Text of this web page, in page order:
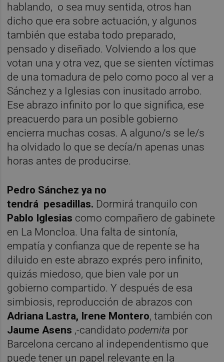
hablando, o sea muy sentida, otros han
dicho que era sobre actuación, y algunos
también que estaba todo preparado,
pensado y diseñado. Volviendo a los que
votan una y otra vez, que se sienten víctimas
de una tomadura de pelo como poco al ver a
Sánchez y a Iglesias con inusitado arrobo.
Ese abrazo infinito por lo que significa, ese
preacuerdo para un posible gobierno
encierra muchas cosas. A alguno/s se le/s
ha olvidado lo que se decía/n apenas unas
horas antes de producirse.
Pedro Sánchez ya no
tendrá pesadillas. Dormirá tranquilo con
Pablo Iglesias como compañero de gabinete
en La Moncloa. Una falta de sintonía,
empatía y confianza que de repente se ha
diluido en este abrazo exprés pero infinito,
quizás miedoso, que bien vale por un
gobierno compartido. Y después de esa
simbiosis, reproducción de abrazos con
Adriana Lastra, Irene Montero, también con
Jaume Asens ,-candidatopodemita por
Barcelona cercano al independentismo que
puede tener un papel relevante en la